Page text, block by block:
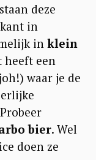
deze
in
in klein
heeft een
waar je de
bier. Wel
doen ze